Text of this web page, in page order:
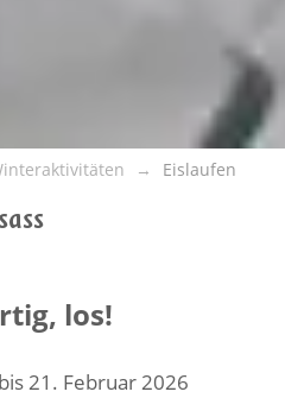
Eislaufen
los!
21. Februar 2026